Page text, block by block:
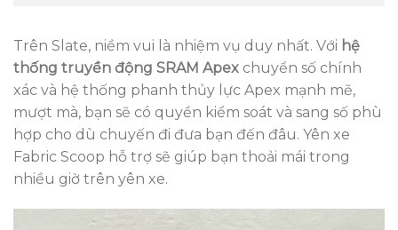
Trên Slate, niềm vui là nhiệm vụ duy nhất. Với hệ
thống truyền động SRAM Apex chuyển số chính
xác và hệ thống phanh thủy lực Apex mạnh mẽ,
mượt mà, bạn sẽ có quyền kiểm soát và sang số phù
hợp cho dù chuyến đi đưa bạn đến đâu. Yên xe
Fabric Scoop hỗ trợ sẽ giúp bạn thoải mái trong
nhiều giờ trên yên xe.